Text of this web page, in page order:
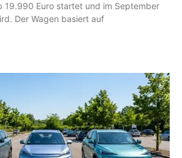
19.990 Euro startet und im September
Der Wagen basiert auf